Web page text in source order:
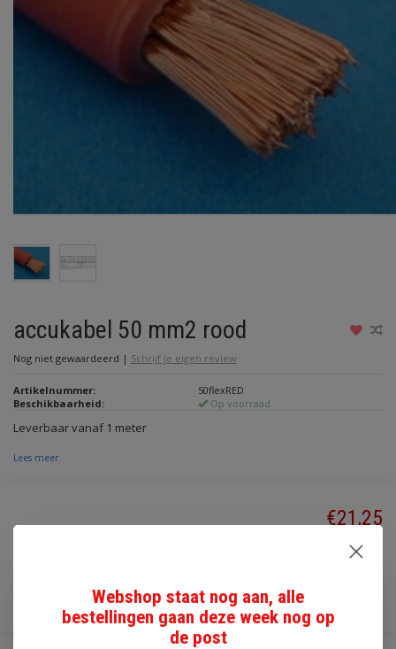
accukabel 50 mm2 rood
Nog niet gewaardeerd | Schrijf je eigen review
Artikelnummer:
50flexRED
Beschikbaarheid:
Op voorraad
Leverbaar vanaf 1 meter
Lees meer
€21,25
Webshop staat nog aan, alle
bestellingen gaan deze week nog op
de post